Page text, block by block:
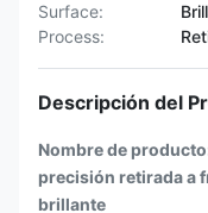
Surface:
Process:
Descripción del
Nombre de
precisión retirada a
brillante